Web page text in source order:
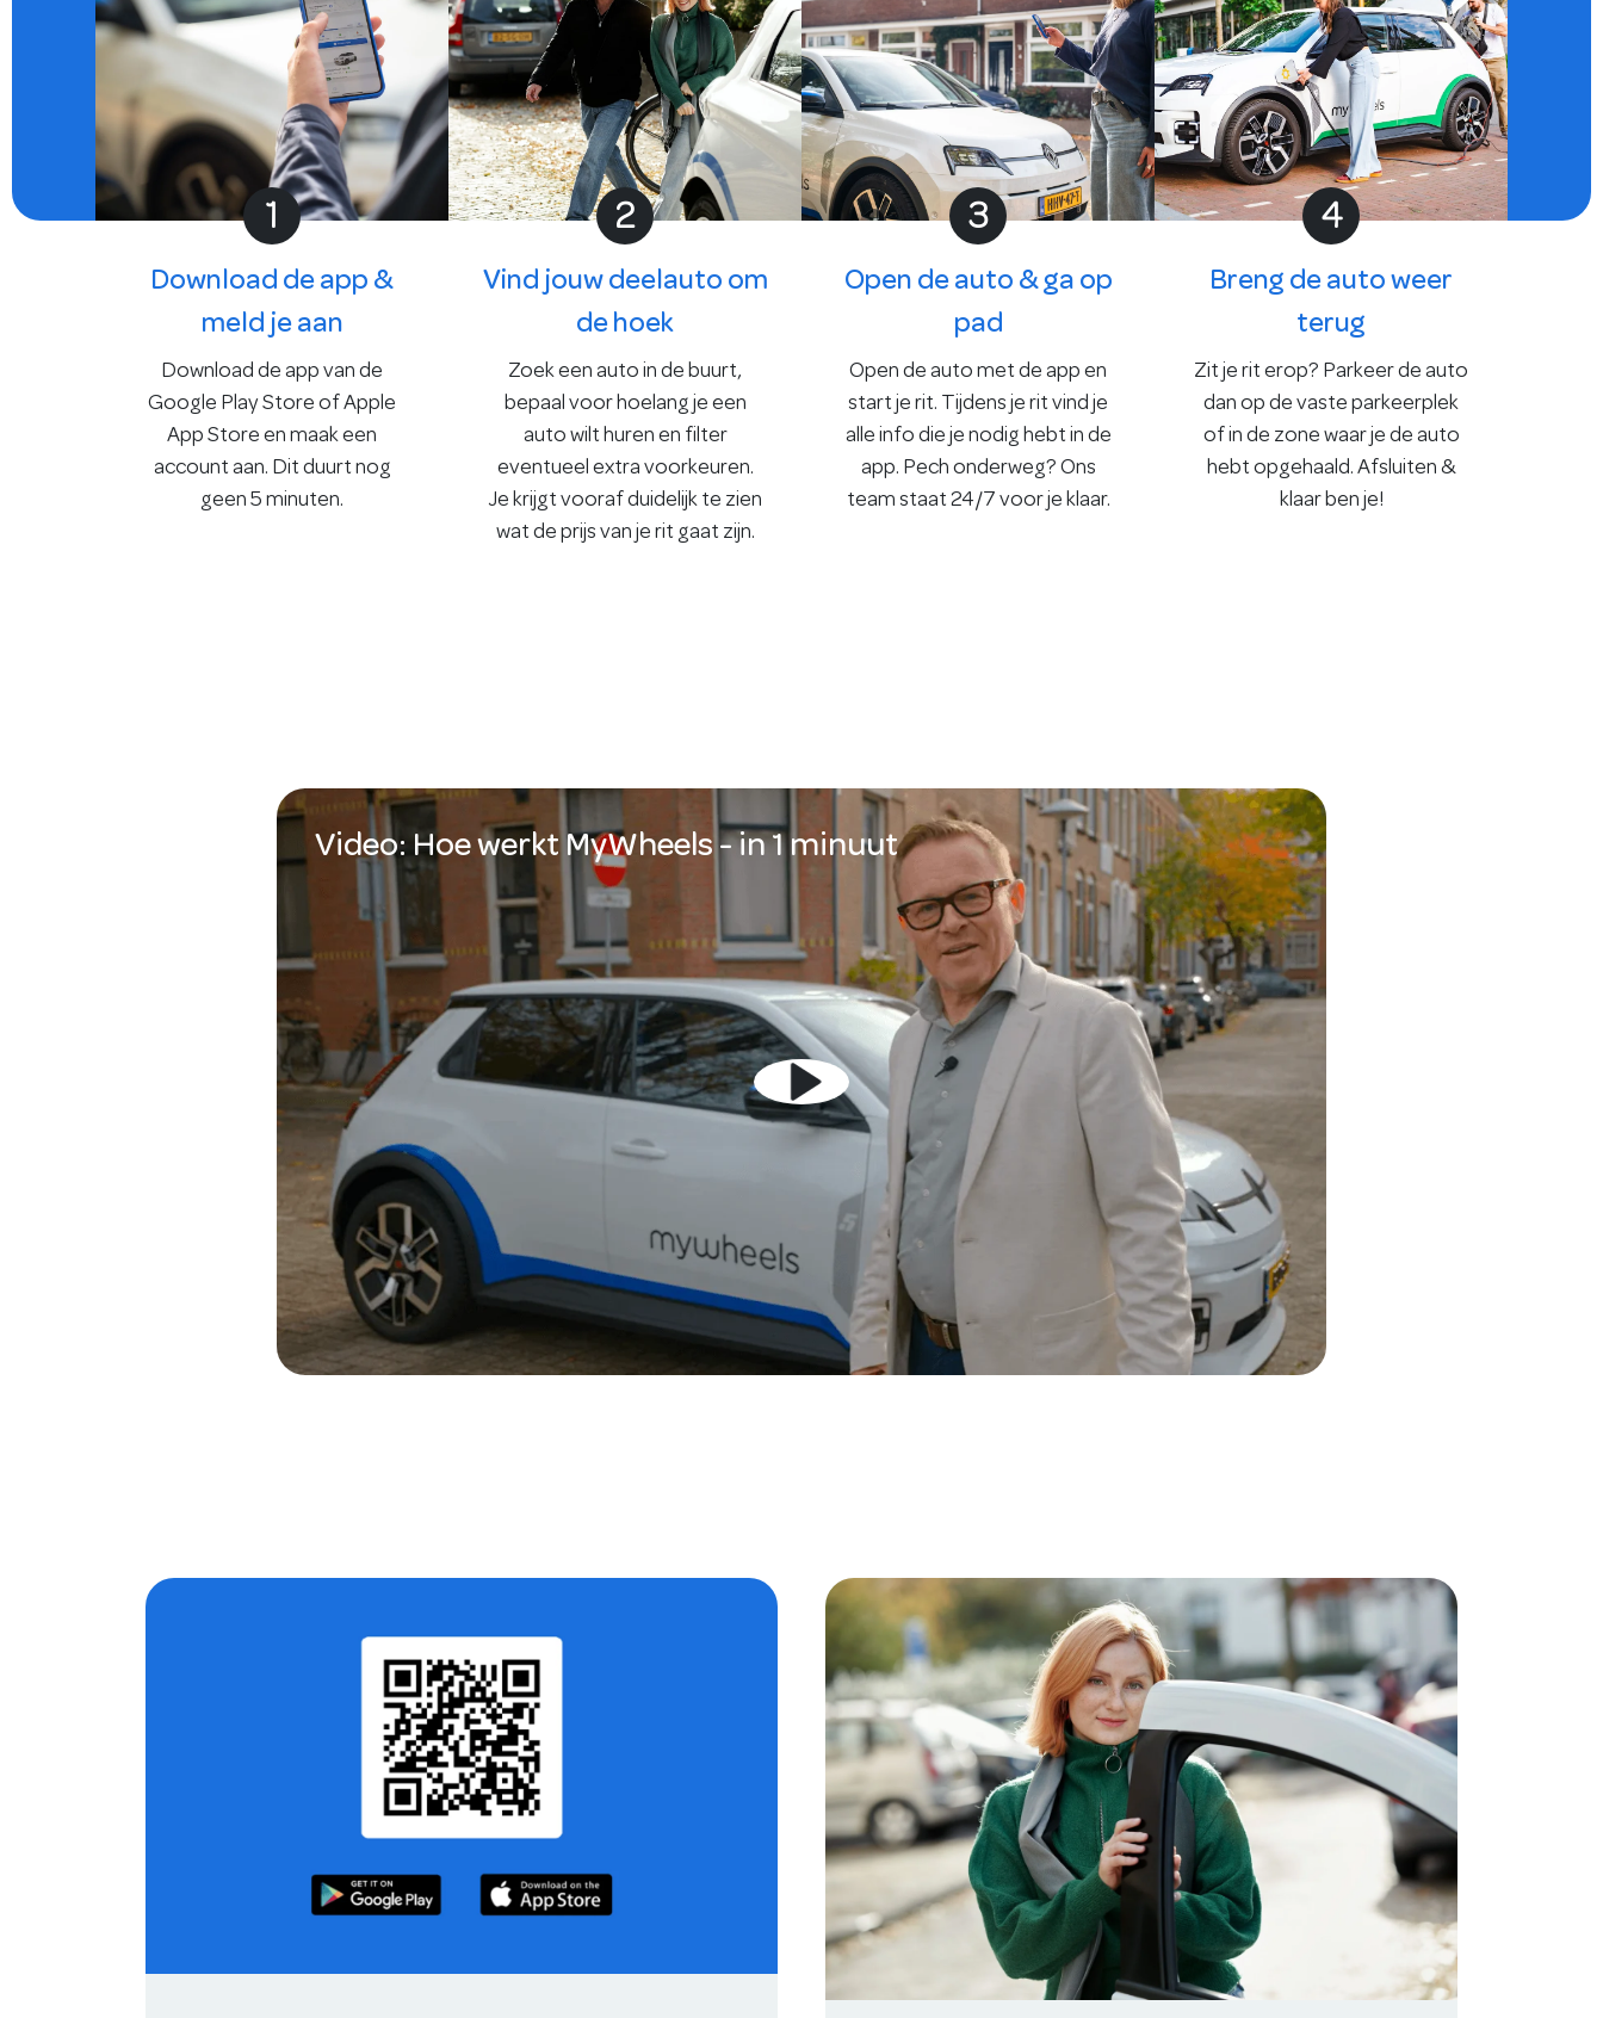
1
Download de app &
meld je aan
Download de app van de
Google Play Store ofApple
App Store en maak een
account aan. Dit duurt nog
geen 5 minuten.
2
Vind jouw deelauto om
de hoek
Zoek een auto in de buurt,
bepaal voor hoelang je een
auto wilt huren en filter
eventueel extra voorkeuren.
Je krijgt vooraf duidelijk te zien
wat de prijs van je rit gaat zijn.
3
Open de auto & ga op
pad
Open de auto met de app en
start je rit. Tijdens je rit vind je
alle info die je nodig hebt in de
app. Pech onderweg? Ons
team staat 24/7 voor je klaar.
4
Breng de auto weer
terug
Zit je rit erop? Parkeer de auto
dan op de vaste parkeerplek
of in de zone waar je de auto
hebt opgehaald. Afsluiten &
klaar ben je!
Video: Hoe werkt MyWheels - in 1 minuut